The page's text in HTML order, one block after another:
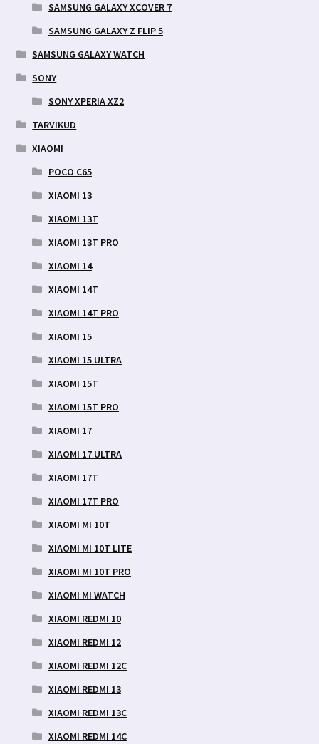
SAMSUNG GALAXY XCOVER 7
SAMSUNG GALAXY Z FLIP 5
SAMSUNG GALAXY WATCH
SONY
SONY XPERIA XZ2
TARVIKUD
XIAOMI
POCO C65
XIAOMI 13
XIAOMI 13T
XIAOMI 13T PRO
XIAOMI 14
XIAOMI 14T
XIAOMI 14T PRO
XIAOMI 15
XIAOMI 15 ULTRA
XIAOMI 15T
XIAOMI 15T PRO
XIAOMI 17
XIAOMI 17 ULTRA
XIAOMI 17T
XIAOMI 17T PRO
XIAOMI MI 10T
XIAOMI MI 10T LITE
XIAOMI MI 10T PRO
XIAOMI MI WATCH
XIAOMI REDMI 10
XIAOMI REDMI 12
XIAOMI REDMI 12C
XIAOMI REDMI 13
XIAOMI REDMI 13C
XIAOMI REDMI 14C